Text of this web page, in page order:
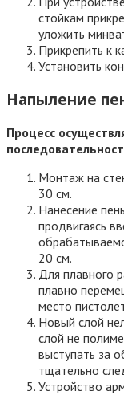
стойкам
уложить
Прикрепить к
Установить
Напыление
Процесс
Монтаж на
30 см.
Нанесение
продвигаясь
20 см.
Для плавного
плавно
место
Новый слой
слой не
выступать за
тщательно
Устройство